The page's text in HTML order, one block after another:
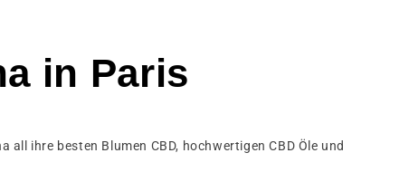
in Paris
ihre besten Blumen CBD, hochwertigen CBD Öle und